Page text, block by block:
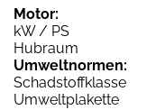
Motor:
kW / PS
Hubraum
Umweltnormen:
Schadstoffklasse
Umweltplakette